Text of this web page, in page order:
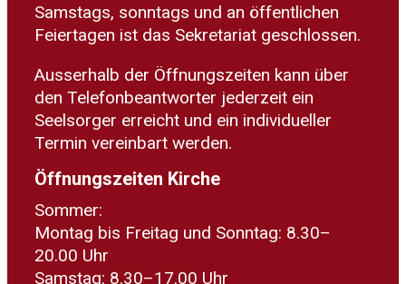
Samstags, sonntags und an öffentlichen
Feiertagen ist das Sekretariat geschlossen.
Ausserhalb der Öffnungszeiten kann über
den Telefonbeantworter jederzeit ein
Seelsorger erreicht und ein individueller
Termin vereinbart werden.
Öffnungszeiten Kirche
Sommer:
Montag bis Freitag und Sonntag: 8.30–
20.00 Uhr
Samstag: 8.30–17.00 Uhr